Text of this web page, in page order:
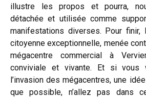
illustre les propos et pourra,
détachée et utilisée comme
manifestations diverses. Pour finir,
citoyenne exceptionnelle, menée
mégacentre commercial à
conviviale et vivante. Et si vous
l’invasion des mégacentres, une
que possible, n’allez pas dans